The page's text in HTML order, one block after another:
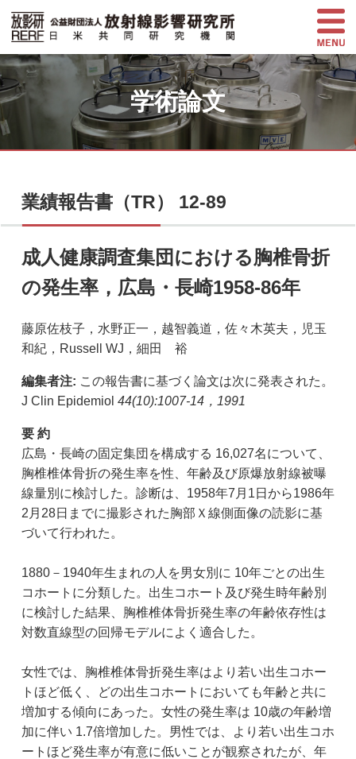
学術論文
業績報告書（TR） 12-89
成人健康調査集団における胸椎骨折
の発生率，広島・長崎1958-86年
藤原佐枝子，水野正一，越智義道，佐々木英夫，児玉
和紀，Russell WJ，細田 裕
編集者注: この報告書に基づく論文は次に発表された。
J Clin Epidemiol 44(10):1007-14，1991
要 約
広島・長崎の固定集団を構成する 16,027名について、
胸椎椎体骨折の発生率を性、年齢及び原爆放射線被曝
線量別に検討した。診断は、1958年7月1日から1986年
2月28日までに撮影された胸部Ｘ線側面像の読影に基
づいて行われた。
1880－1940年生まれの人を男女別に 10年ごとの出生
コホートに分類した。出生コホート及び発生時年齢別
に検討した結果、胸椎椎体骨折発生率の年齢依存性は
対数直線型の回帰モデルによく適合した。
女性では、胸椎椎体骨折発生率はより若い出生コホー
トほど低く、どの出生コホートにおいても年齢と共に
増加する傾向にあった。女性の発生率は 10歳の年齢増
加に伴い 1.7倍増加した。男性では、より若い出生コホ
ートほど発生率が有意に低いことが観察されたが、年